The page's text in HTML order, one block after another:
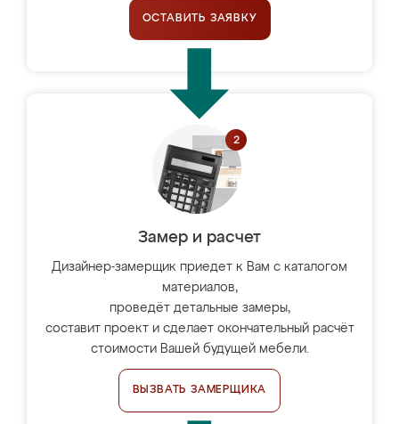
ОСТАВИТЬ ЗАЯВКУ
Замер и расчет
Дизайнер-замерщик приедет к Вам с каталогом
материалов,
проведёт детальные замеры,
составит проект и сделает окончательный расчёт
стоимости Вашей будущей мебели.
ВЫЗВАТЬ ЗАМЕРЩИКА